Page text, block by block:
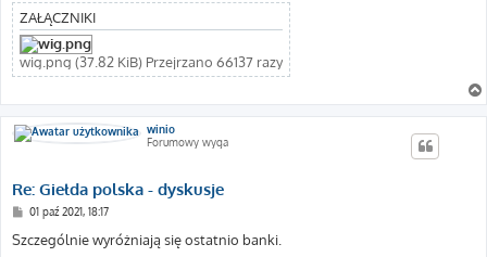
ZAŁĄCZNIKI
wig.png (37.82 KiB) Przejrzano 66137 razy
winio
Forumowy wyga
Re: Giełda polska - dyskusje
P
s
t
01 paź 2021, 18:17
Szczególnie wyróżniają się ostatnio banki.